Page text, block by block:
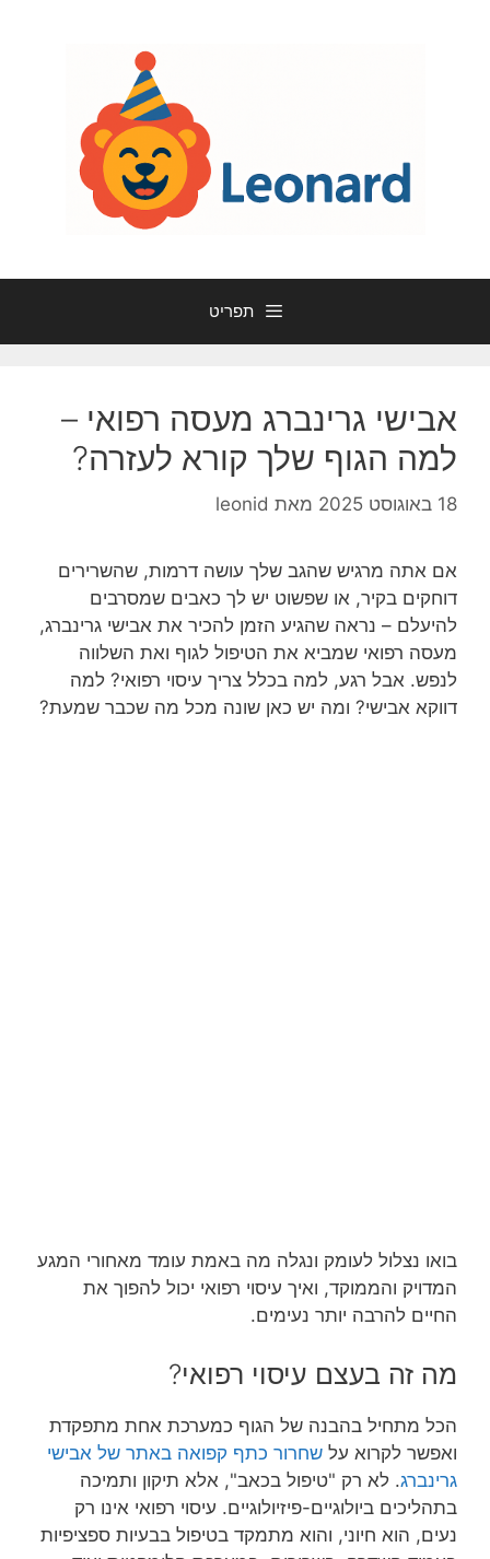
תפריט
אבישי גרינברג מעסה רפואי –
למה הגוף שלך קורא לעזרה?
18 באוגוסט 2025 מאת leonid
אם אתה מרגיש שהגב שלך עושה דרמות, שהשרירים
דוחקים בקיר, או שפשוט יש לך כאבים שמסרבים
להיעלם – נראה שהגיע הזמן להכיר את אבישי גרינברג,
מעסה רפואי שמביא את הטיפול לגוף ואת השלווה
לנפש. אבל רגע, למה בכלל צריך עיסוי רפואי? למה
דווקא אבישי? ומה יש כאן שונה מכל מה שכבר שמעת?
בואו נצלול לעומק ונגלה מה באמת עומד מאחורי המגע
המדויק והממוקד, ואיך עיסוי רפואי יכול להפוך את
החיים להרבה יותר נעימים.
מה זה בעצם עיסוי רפואי?
הכל מתחיל בהבנה של הגוף כמערכת אחת מתפקדת
ואפשר לקרוא על שחרור כתף קפואה באתר של אבישי
גרינברג. לא רק "טיפול בכאב", אלא תיקון ותמיכה
בתהליכים ביולוגיים-פיזיולוגיים. עיסוי רפואי אינו רק
נעים, הוא חיוני, והוא מתמקד בטיפול בבעיות ספציפיות